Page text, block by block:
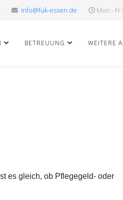
info@fuk-essen.de Mon - Fr
BETREUUNG WEITERE
es gleich, ob Pflegegeld- oder